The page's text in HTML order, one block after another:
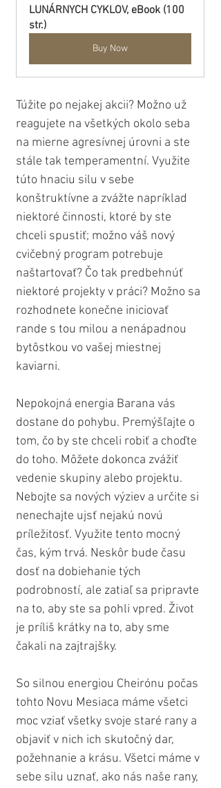
LUNÁRNYCH CYKLOV, eBook (100
str.)
Buy Now
Túžite po nejakej akcii? Možno už
reagujete na všetkých okolo seba
na mierne agresívnej úrovni a ste
stále tak temperamentní. Využite
túto hnaciu silu v sebe
konštruktívne a zvážte napríklad
niektoré činnosti, ktoré by ste
chceli spustiť; možno váš nový
cvičebný program potrebuje
naštartovať? Čo tak predbehnúť
niektoré projekty v práci? Možno sa
rozhodnete konečne iniciovať
rande s tou milou a nenápadnou
bytôstkou vo vašej miestnej
kaviarni.
Nepokojná energia Barana vás
dostane do pohybu. Premýšľajte o
tom, čo by ste chceli robiť a choďte
do toho. Môžete dokonca zvážiť
vedenie skupiny alebo projektu.
Nebojte sa nových výziev a určite si
nenechajte ujsť nejakú novú
príležitosť. Využite tento mocný
čas, kým trvá. Neskôr bude času
dosť na dobiehanie tých
podrobností, ale zatiaľ sa pripravte
na to, aby ste sa pohli vpred. Život
je príliš krátky na to, aby sme
čakali na zajtrajšky.
So silnou energiou Cheirónu počas
tohto Novu Mesiaca máme všetci
moc vziať všetky svoje staré rany a
objaviť v nich ich skutočný dar,
požehnanie a krásu. Všetci máme v
sebe silu uznať, ako nás naše rany,